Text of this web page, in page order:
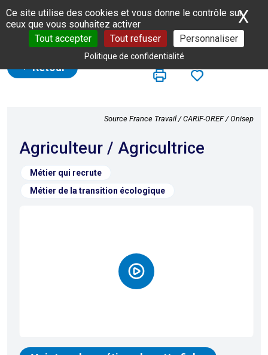
Panneau de gestion des cookies
Ce site utilise des cookies et vous donne le contrôle sur
ceux que vous souhaitez activer
Tout accepter
Tout refuser Personnaliser
Politique de confidentialité
X
Retour
Source France Travail / CARIF-OREF / Onisep
Agriculteur / Agricultrice
Métier qui recrute
Métier de la transition écologique